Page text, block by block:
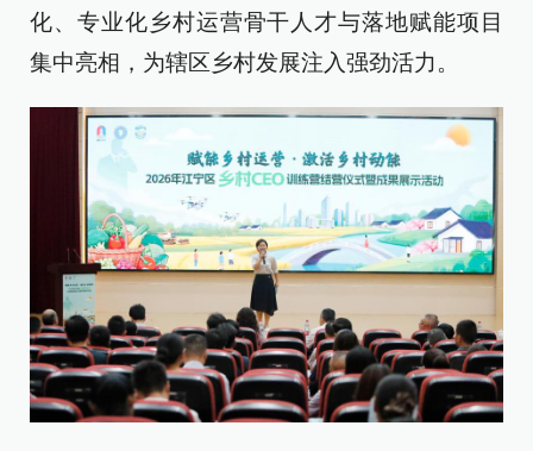
化、专业化乡村运营骨干人才与落地赋能项目
集中亮相，为辖区乡村发展注入强劲活力。